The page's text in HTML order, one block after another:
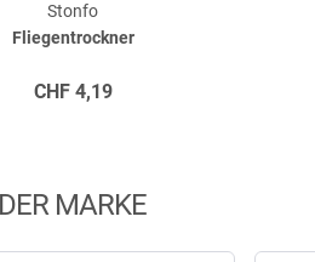
Fliegentrockner
Stonfo
CHF4,19
MARKE